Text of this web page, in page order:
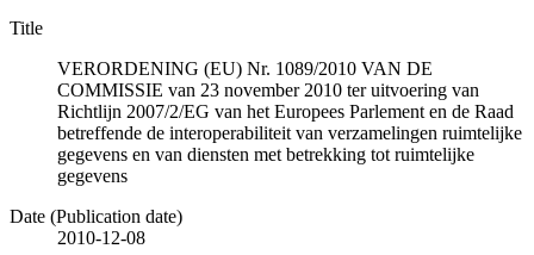
Title
VERORDENING (EU) Nr. 1089/2010 VAN DE
COMMISSIE van 23 november 2010 ter uitvoering van
Richtlijn 2007/2/EG van het Europees Parlement en de Raad
betreffende de interoperabiliteit van verzamelingen ruimtelijke
gegevens en van diensten met betrekking tot ruimtelijke
gegevens
Date (Publication date)
2010-12-08